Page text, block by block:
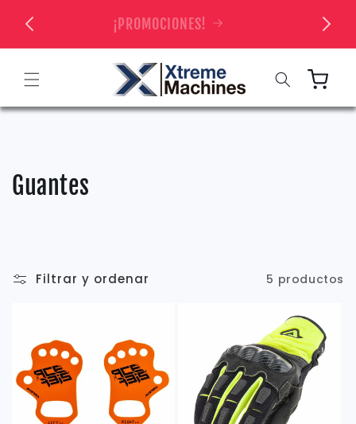
directamente
al contenido
¡PROMOCIONES!
Carrito
C
e
i
Guantes
Filtrar y ordenar 5 productos